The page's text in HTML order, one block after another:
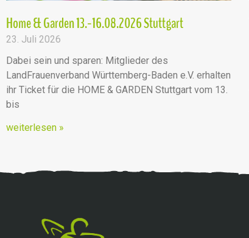
Home & Garden 13.-16.08.2026 Stuttgart
23. Juli 2026
Dabei sein und sparen: Mitglieder des
LandFrauenverband Württemberg-Baden e.V. erhalten
ihr Ticket für die HOME & GARDEN Stuttgart vom 13.
bis
weiterlesen »